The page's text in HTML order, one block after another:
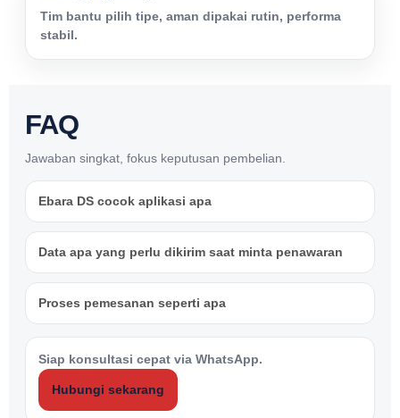
Tim bantu pilih tipe, aman dipakai rutin, performa
stabil.
FAQ
Jawaban singkat, fokus keputusan pembelian.
Ebara DS cocok aplikasi apa
Data apa yang perlu dikirim saat minta penawaran
Proses pemesanan seperti apa
Siap konsultasi cepat via WhatsApp.
Hubungi sekarang